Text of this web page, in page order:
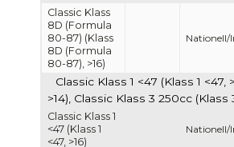
Classic Klass
8D (Formula
80-87) (Klass
8D (Formula
80-87), >16)
Nationell/
Classic Klass 1 <47 (Klass 1
>14), Classic Klass 3 250cc
Classic Klass 1
<47 (Klass 1
<47, >16)
Nationell/